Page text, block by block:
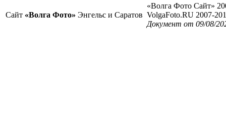
Сайт «Волга Фото» Энгельс и Саратов
«Волга Фото Сайт»
VolgaFoto.RU 2007-
Документ от 09/08/